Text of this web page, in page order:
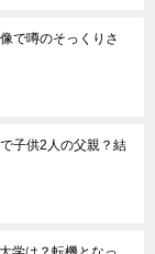
で噂のそっくりさ
子供2人の父親？結